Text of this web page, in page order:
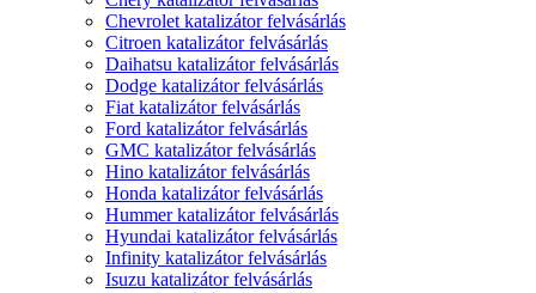
Chevrolet katalizátor felvásárlás
Citroen katalizátor felvásárlás
Daihatsu katalizátor felvásárlás
Dodge katalizátor felvásárlás
Fiat katalizátor felvásárlás
Ford katalizátor felvásárlás
GMC katalizátor felvásárlás
Hino katalizátor felvásárlás
Honda katalizátor felvásárlás
Hummer katalizátor felvásárlás
Hyundai katalizátor felvásárlás
Infinity katalizátor felvásárlás
Isuzu katalizátor felvásárlás